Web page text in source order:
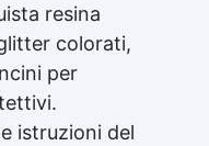
resina
colorati,
per
istruzioni del